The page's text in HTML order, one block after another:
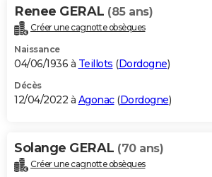
Renee GERAL (85 ans)
Créer une cagnotte obsèques
Naissance
04/06/1936 à Teillots (Dordogne)
Décès
12/04/2022 à Agonac(Dordogne)
Solange GERAL (70 ans)
Créer une cagnotte obsèques